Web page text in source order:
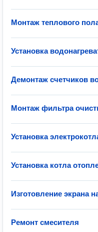
Монтаж теплового
Установка
Демонтаж счетчиков
Монтаж фильтра
Установка
Установка котла
Изготовление экрана
Ремонт смесителя